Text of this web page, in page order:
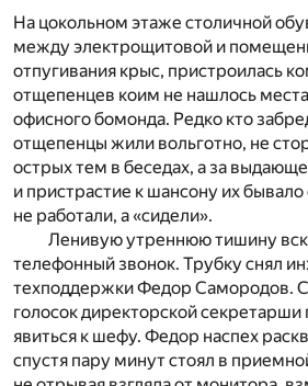
На цокольном этаже столичной
между электрощитовой и
отпугивания крыс, пристроилась
отщепенцев коим не нашлось
офисного бомонда. Редко кто
отщепенцы жили вольготно, не
острых тем в беседах, а за
и пристрастие к шансону их
не работали, а «сидели».
Ленивую утреннюю тишину
телефонный звонок. Трубку снял
техподдержки Федор Самородов.
голосок директорской
явиться к шефу. Федор наспех
спустя пару минут стоял в